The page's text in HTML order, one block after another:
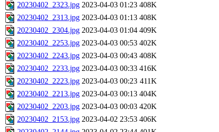
20230402_2323.jpg 2023-04-03 01:23 408K
20230402_2313.jpg 2023-04-03 01:13 408K
20230402_2304.jpg 2023-04-03 01:04 409K
20230402_2253.jpg 2023-04-03 00:53 402K
20230402_2243.jpg 2023-04-03 00:43 408K
20230402_2233.jpg 2023-04-03 00:33 416K
20230402_2223.jpg 2023-04-03 00:23 411K
20230402_2213.jpg 2023-04-03 00:13 404K
20230402_2203.jpg 2023-04-03 00:03 420K
20230402_2153.jpg 2023-04-02 23:53 406K